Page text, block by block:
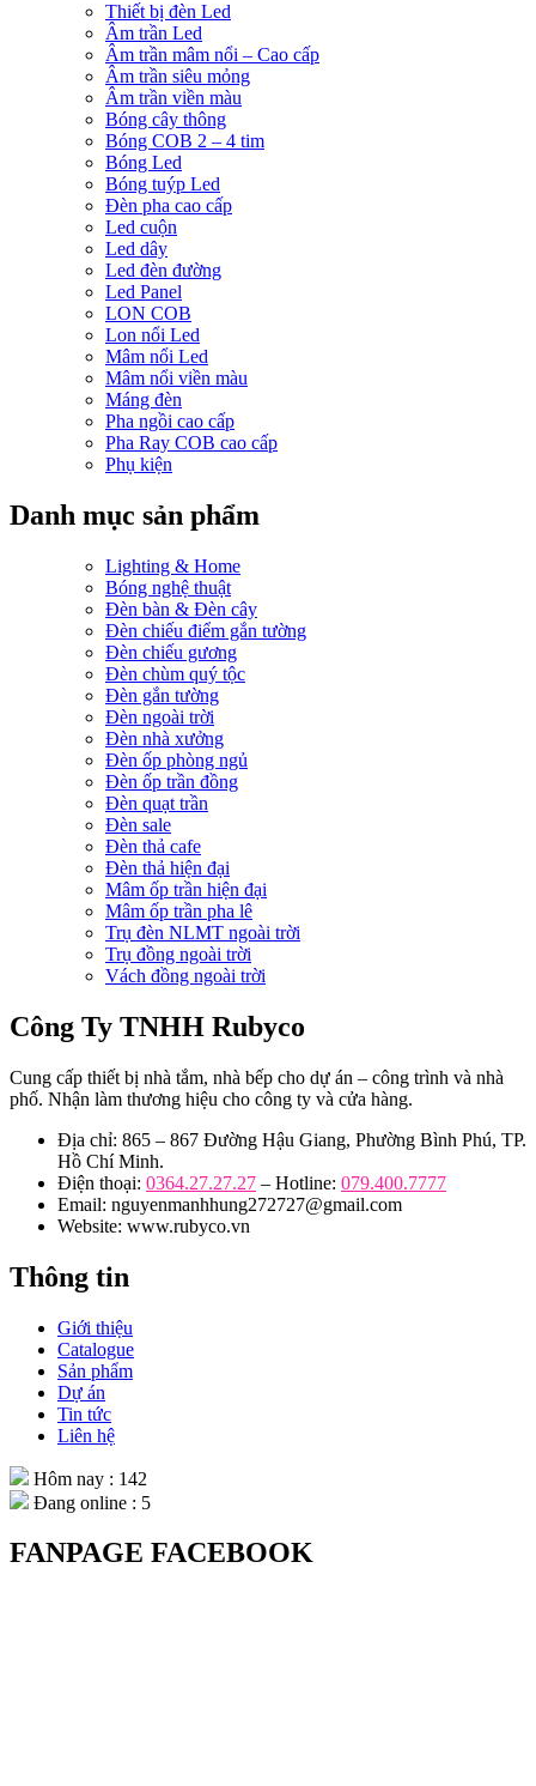
Thiết bị đèn Led
Âm trần Led
Âm trần mâm nổi – Cao cấp
Âm trần siêu mỏng
Âm trần viền màu
Bóng cây thông
Bóng COB 2 – 4 tim
Bóng Led
Bóng tuýp Led
Đèn pha cao cấp
Led cuộn
Led dây
Led đèn đường
Led Panel
LON COB
Lon nổi Led
Mâm nổi Led
Mâm nổi viền màu
Máng đèn
Pha ngồi cao cấp
Pha Ray COB cao cấp
Phụ kiện
Danh mục sản phẩm
Lighting & Home
Bóng nghệ thuật
Đèn bàn & Đèn cây
Đèn chiếu điểm gắn tường
Đèn chiếu gương
Đèn chùm quý tộc
Đèn gắn tường
Đèn ngoài trời
Đèn nhà xưởng
Đèn ốp phòng ngủ
Đèn ốp trần đồng
Đèn quạt trần
Đèn sale
Đèn thả cafe
Đèn thả hiện đại
Mâm ốp trần hiện đại
Mâm ốp trần pha lê
Trụ đèn NLMT ngoài trời
Trụ đồng ngoài trời
Vách đồng ngoài trời
Công Ty TNHH Rubyco
Cung cấp thiết bị nhà tắm, nhà bếp cho dự án – công trình và nhà
phố. Nhận làm thương hiệu cho công ty và cửa hàng.
Địa chỉ: 865 – 867 Đường Hậu Giang, Phường Bình Phú, TP.
Hồ Chí Minh.
Điện thoại: 0364.27.27.27 – Hotline: 079.400.7777
Email: nguyenmanhhung272727@gmail.com
Website: www.rubyco.vn
Thông tin
Giới thiệu
Catalogue
Sản phẩm
Dự án
Tin tức
Liên hệ
Hôm nay : 142
Đang online : 5
FANPAGE FACEBOOK